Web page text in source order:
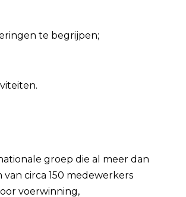
te begrijpen;
groep die al meer dan
circa 150 medewerkers
voerwinning,